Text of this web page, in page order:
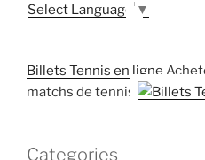
Select Language ▼
Billets Tennis en ligne
matchs de tennis
Categories